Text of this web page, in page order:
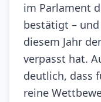
im Parlament
bestätigt –
diesem Jahr
verpasst hat.
deutlich, dass
reine